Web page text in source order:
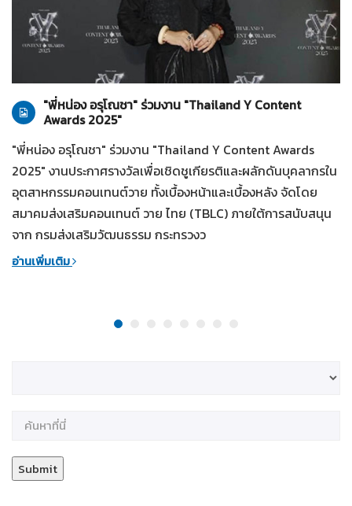
28-07-2569
"พี่หน่อง อรุโณชา" ร่วมงาน "Thailand Y Content
Awards 2025"
"พี่หน่อง อรุโณชา" ร่วมงาน "Thailand Y Content Awards
2025" งานประกาศรางวัลเพื่อเชิดชูเกียรติและผลักดันบุคลากรใน
อุตสาหกรรมคอนเทนต์วาย ทั้งเบื้องหน้าและเบื้องหลัง จัดโดย
สมาคมส่งเสริมคอนเทนต์ วาย ไทย (TBLC) ภายใต้การสนับสนุน
จาก กรมส่งเสริมวัฒนธรรม กระทรวงว
อ่านเพิ่มเติม